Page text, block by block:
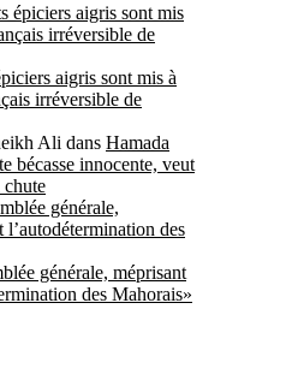
épiciers aigris sont mis
irréversible de
aigris sont mis à
irréversible de
Ali dans Hamada
bécasse innocente, veut
chute
générale,
l’autodétermination des
générale, méprisant
des Mahorais»